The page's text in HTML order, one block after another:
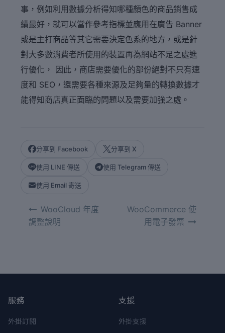
事，例如利用數據分析得知哪種顏色的商品銷售成
績最好，就可以當作參考指標並應用在廣告 Banner
或是主打商品等其它需要決定色系的地方，或是針
對大多數消費者所使用的裝置再為網站不足之處進
行優化， 因此，商店需要優化的部份絕對不只有速
度和 SEO，還需要各種來源及足夠量的轉換數據才
能得知商店真正面臨的問題以及需要加強之處。
分享到 Facebook 分享到 X
使用 LINE 傳送 使用 Telegram 傳送
使用 Email 寄送
WooCloud 年度
調整說明
WooCommerce 使
用電子發票
服務
外掛訂閱
支援
外掛支援